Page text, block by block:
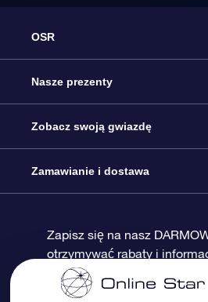
OSR
Obsługa
Kontakt
Blog
Recenzje
Nasze prezenty
Podarunek Gwiazda Online
Pakiet Podarunkowy OSR
Karta podarunkowa OSR
Zobacz swoją gwiazdę
Rejestr Gwiazd
Sprsonalizowana Strona Gwiazdy
Zamawianie i dostawa
Metody płatności
Zapisz się na nasz
otrzymywać rabaty i